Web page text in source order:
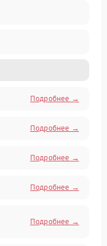
Подробнее →
Подробнее →
Подробнее →
Подробнее →
Подробнее →